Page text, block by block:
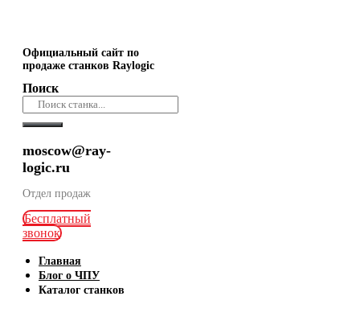
Официальный сайт по
продаже станков Raylogic
Поиск
moscow@ray-
logic.ru
Отдел продаж
Бесплатный
звонок
Главная
Блог о ЧПУ
Каталог станков